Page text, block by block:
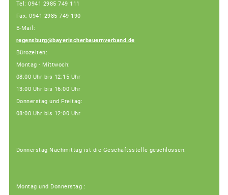
Tel: 0941 2985 749 111
Fax: 0941 2985 749 190
E-Mail:
regensburg@bayerischerbauernverband.de
Bürozeiten:
Montag - Mittwoch:
08:00 Uhr bis 12:15 Uhr
13:00 Uhr bis 16:00 Uhr
Donnerstag und Freitag:
08:00 Uhr bis 12:00 Uhr
Donnerstag Nachmittag ist die Geschäftsstelle geschlossen.
Montag und Donnerstag :